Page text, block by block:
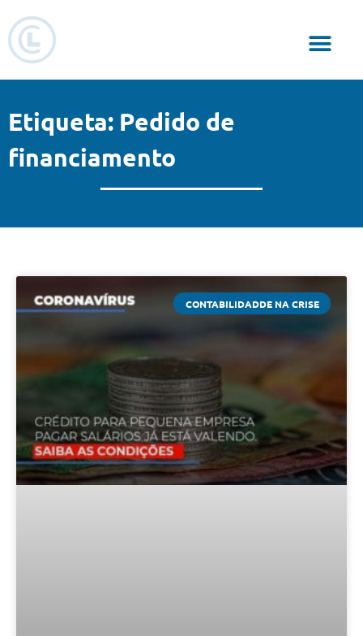
Etiqueta: Pedido de
financiamento
CONTABILIDADDE NA CRISE